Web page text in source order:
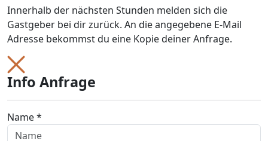
Innerhalb der nächsten Stunden melden sich die
Gastgeber bei dir zurück. An die angegebene E-Mail
Adresse bekommst du eine Kopie deiner Anfrage.
Info Anfrage
Name *